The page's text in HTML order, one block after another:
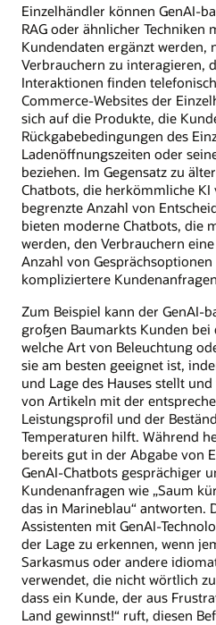
Einzelhändler können GenAI-
RAG oder ähnlicher Techniken
Kundendaten ergänzt werden,
Verbrauchern zu interagieren,
Interaktionen finden
Commerce-Websites der
sich auf die Produkte, die
Rückgabebedingungen des
Ladenöffnungszeiten oder
beziehen. Im Gegensatz zu
Chatbots, die herkömmliche
begrenzte Anzahl von
bieten moderne Chatbots, die
werden, den Verbrauchern
Anzahl von
kompliziertere
Zum Beispiel kann der GenAI-
großen Baumarkts Kunden bei
welche Art von Beleuchtung
sie am besten geeignet ist,
und Lage des Hauses stellt
von Artikeln mit der
Leistungsprofil und der
Temperaturen hilft. Während
bereits gut in der Abgabe von
GenAI-Chatbots gesprächiger
Kundenanfragen wie „Saum
das in Marineblau“ antworten.
Assistenten mit GenAI-
der Lage zu erkennen, wenn
Sarkasmus oder andere
verwendet, die nicht wörtlich
dass ein Kunde, der aus
Land gewinnst!“ ruft, diesen